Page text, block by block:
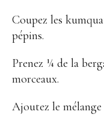
Coupez les
pépins.
Prenez ¼ de la
morceaux.
Ajoutez le mélange